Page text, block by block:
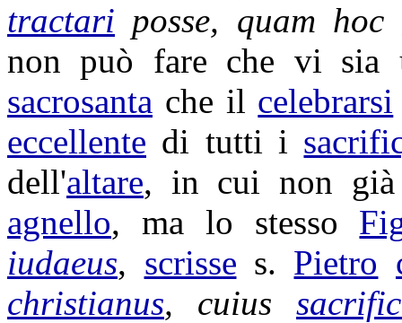
tractari posse, quam hoc
non può fare che vi sia
sacrosanta che il celebrarsi
eccellente di tutti i
dell'altare, in cui non
agnello, ma lo stesso
iudaeus, scrisse s. Pietro
christianus, cuius